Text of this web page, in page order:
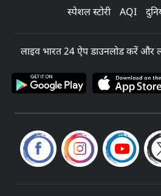
स्पेशल स्टोरी
AQI
लाइव भारत 24 ऐप डाउनलोड करें और